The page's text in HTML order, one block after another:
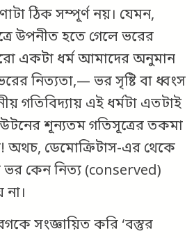
ঠিক সম্পূর্ণ নয়। যেমন,
উপনীত হতে গেলে ভরের
একটা ধর্ম আমাদের অনুমান
নিত্যতা,— ভর সৃষ্টি বা ধ্বংস
গতিবিদ্যায় এই ধর্মটা এতটাই
শূন্যতম গতিসূত্রের তকমা
অথচ, ডেমোক্রিটাস-এর থেকে
ভর কেন নিত্য (conserved)
সংজ্ঞায়িত করি ‘বস্তুর